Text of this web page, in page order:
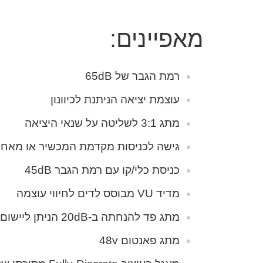
מאפיינים:
רמת הגבר של 65dB
עוצמת יציאה הניתנת לכיוונון
מתג 3:1 לשליטה על שנאי היציאה
גישה לכניסות מקדמת המכשיר או
כניסת כלי/קו עם רמת הגבר 45dB
מדיד VU מבוסס לדים לחיווי עוצמה
מתג פד להנחתה ב-20dB הניתן ליישום על מיקרופון/קו/כלי
מתג פאנטום 48v
מבקש הדגמה עבור: